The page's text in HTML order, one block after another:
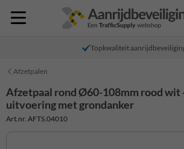
Topkwaliteit
Afzetpalen
Afzetpaal rond Ø60-108mm rood wit
uitvoering met grondanker
Art.nr. AFTS.04010